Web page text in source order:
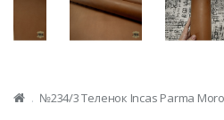
№234/3 Теленок Incas Parma